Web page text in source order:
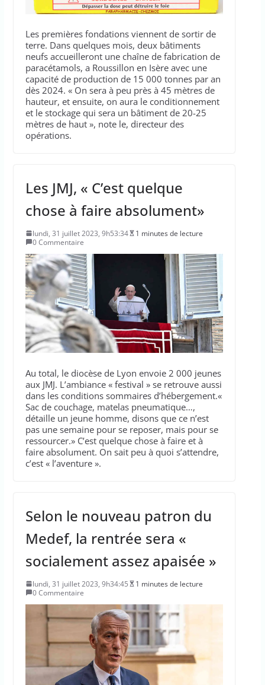
Les premières fondations viennent de sortir de
terre. Dans quelques mois, deux bâtiments
neufs accueilleront une chaîne de fabrication de
paracétamols, a Roussillon en Isère avec une
capacité de production de 15 000 tonnes par an
dès 2024. « On sera à peu près à 45 mètres de
hauteur, et ensuite, on aura le conditionnement
et le stockage qui sera un bâtiment de 20-25
mètres de haut », note le, directeur des
opérations.
Les JMJ, « C’est quelque
chose à faire absolument»
lundi, 31 juillet 2023, 9h53:34
1 minutes de lecture
0 Commentaire
Au total, le diocèse de Lyon envoie 2 000 jeunes
aux JMJ. L’ambiance « festival » se retrouve aussi
dans les conditions sommaires d’hébergement.«
Sac de couchage, matelas pneumatique…,
détaille un jeune homme, disons que ce n’est
pas une semaine pour se reposer, mais pour se
ressourcer.» C’est quelque chose à faire et à
faire absolument. On sait peu à quoi s’attendre,
c’est « l’aventure ».
Selon le nouveau patron du
Medef, la rentrée sera «
socialement assez apaisée »
lundi, 31 juillet 2023, 9h34:45
1 minutes de lecture
0 Commentaire